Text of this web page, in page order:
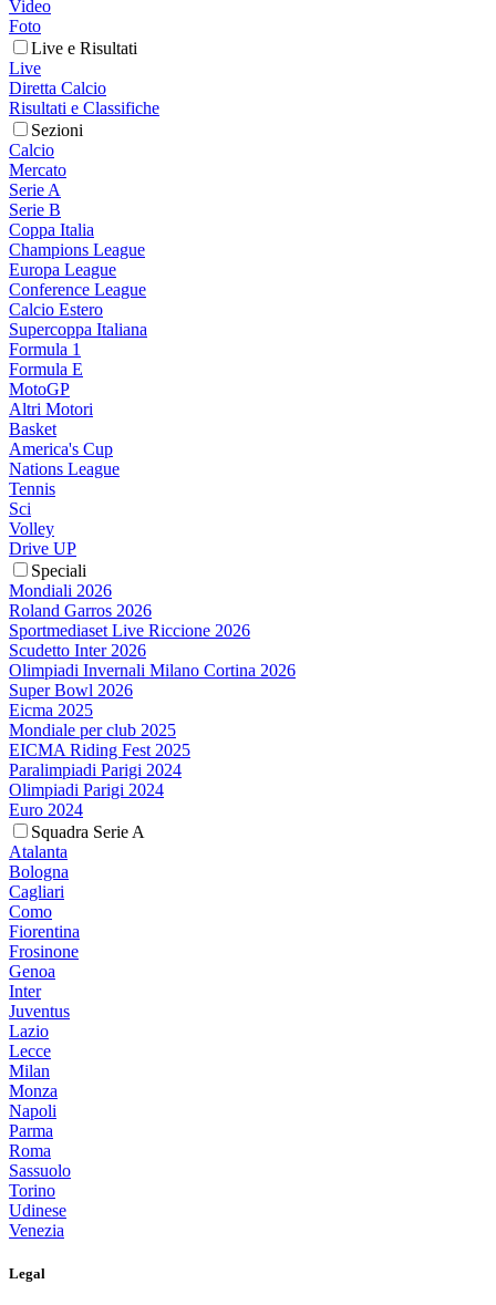
Video
Foto
Live e Risultati
Live
Diretta Calcio
Risultati e Classifiche
Sezioni
Calcio
Mercato
Serie A
Serie B
Coppa Italia
Champions League
Europa League
Conference League
Calcio Estero
Supercoppa Italiana
Formula 1
Formula E
MotoGP
Altri Motori
Basket
America's Cup
Nations League
Tennis
Sci
Volley
Drive UP
Speciali
Mondiali 2026
Roland Garros 2026
Sportmediaset Live Riccione 2026
Scudetto Inter 2026
Olimpiadi Invernali Milano Cortina 2026
Super Bowl 2026
Eicma 2025
Mondiale per club 2025
EICMA Riding Fest 2025
Paralimpiadi Parigi 2024
Olimpiadi Parigi 2024
Euro 2024
Squadra Serie A
Atalanta
Bologna
Cagliari
Como
Fiorentina
Frosinone
Genoa
Inter
Juventus
Lazio
Lecce
Milan
Monza
Napoli
Parma
Roma
Sassuolo
Torino
Udinese
Venezia
Legal